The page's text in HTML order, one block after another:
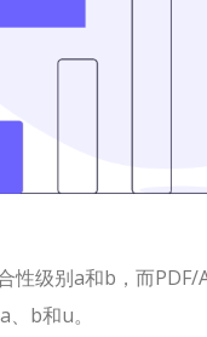
性级别a和b，而PDF/
b和u。